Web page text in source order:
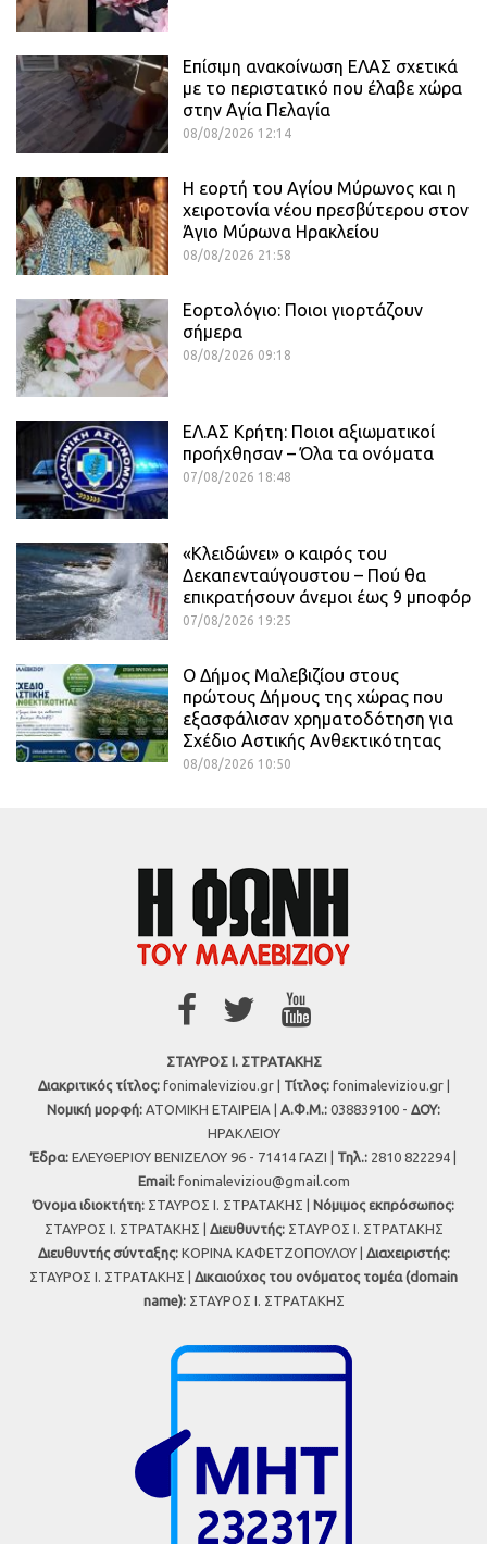
Επίσιμη ανακοίνωση ΕΛΑΣ σχετικά
με το περιστατικό που έλαβε χώρα
στην Αγία Πελαγία
08/08/2026 12:14
Η εορτή του Αγίου Μύρωνος και η
χειροτονία νέου πρεσβύτερου στον
Άγιο Μύρωνα Ηρακλείου
08/08/2026 21:58
Εορτολόγιο: Ποιοι γιορτάζουν
σήμερα
08/08/2026 09:18
ΕΛ.ΑΣ Κρήτη: Ποιοι αξιωματικοί
προήχθησαν – Όλα τα ονόματα
07/08/2026 18:48
«Κλειδώνει» ο καιρός του
Δεκαπενταύγουστου – Πού θα
επικρατήσουν άνεμοι έως 9 μποφόρ
07/08/2026 19:25
Ο Δήμος Μαλεβιζίου στους
πρώτους Δήμους της χώρας που
εξασφάλισαν χρηματοδότηση για
Σχέδιο Αστικής Ανθεκτικότητας
08/08/2026 10:50
ΣΤΑΥΡΟΣ Ι. ΣΤΡΑΤΑΚΗΣ
Διακριτικός τίτλος:fonimaleviziou.gr | Τίτλος:fonimaleviziou.gr |
Νομική μορφή: ΑΤΟΜΙΚΗ ΕΤΑΙΡΕΙΑ | Α.Φ.Μ.: 038839100 - ΔΟΥ:
ΗΡΑΚΛΕΙΟΥ
Έδρα: ΕΛΕΥΘΕΡΙΟΥ ΒΕΝΙΖΕΛΟΥ 96 - 71414 ΓΑΖΙ | Τηλ.: 2810 822294 |
Εmail: fonimaleviziou@gmail.com
Όνομα ιδιοκτήτη: ΣΤΑΥΡΟΣ Ι. ΣΤΡΑΤΑΚΗΣ | Νόμιμος εκπρόσωπος:
ΣΤΑΥΡΟΣ Ι. ΣΤΡΑΤΑΚΗΣ | Διευθυντής:ΣΤΑΥΡΟΣ Ι. ΣΤΡΑΤΑΚΗΣ
Διευθυντής σύνταξης:ΚΟΡΙΝΑ ΚΑΦΕΤΖΟΠΟΥΛΟΥ | Διαχειριστής:
ΣΤΑΥΡΟΣ Ι. ΣΤΡΑΤΑΚΗΣ | Δικαιούχος του ονόματος τομέα (domain
name):ΣΤΑΥΡΟΣ Ι. ΣΤΡΑΤΑΚΗΣ